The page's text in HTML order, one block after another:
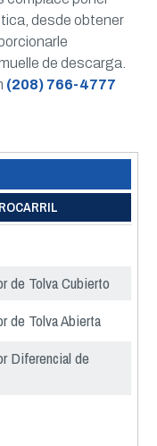
desde obtener
de descarga.
(208) 766-4777
de Tolva Cubierto
de Tolva Abierta
Diferencial de